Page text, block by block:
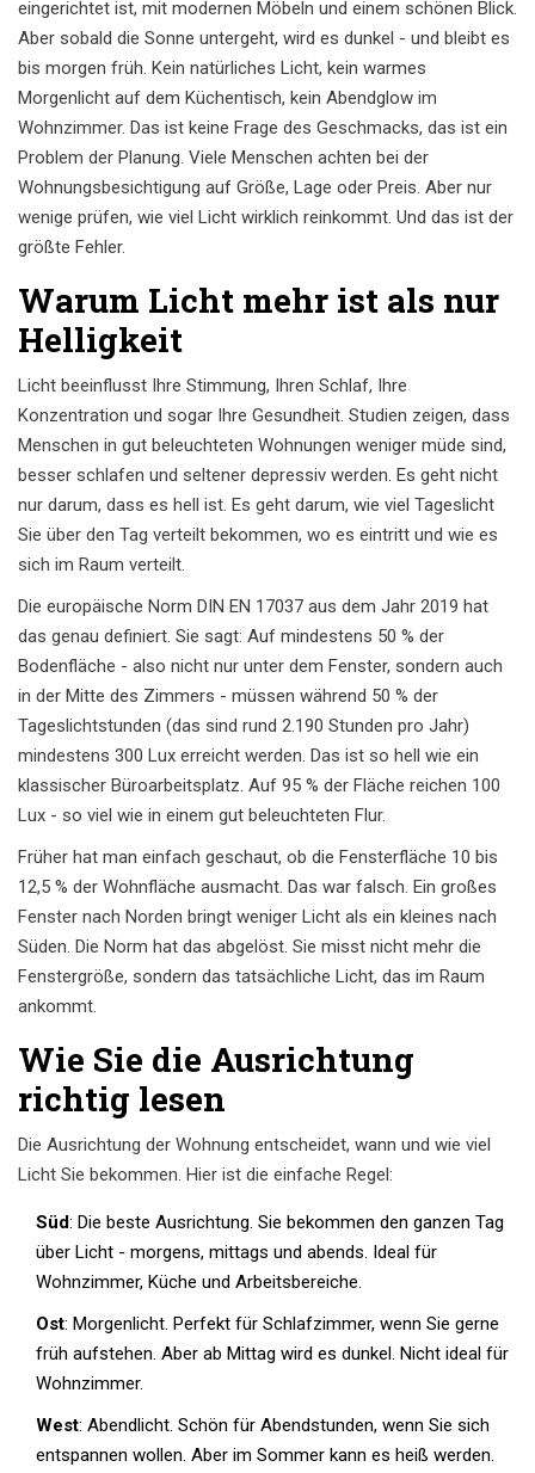
eingerichtet ist, mit modernen Möbeln und einem schönen Blick.
Aber sobald die Sonne untergeht, wird es dunkel - und bleibt es
bis morgen früh. Kein natürliches Licht, kein warmes
Morgenlicht auf dem Küchentisch, kein Abendglow im
Wohnzimmer. Das ist keine Frage des Geschmacks, das ist ein
Problem der Planung. Viele Menschen achten bei der
Wohnungsbesichtigung auf Größe, Lage oder Preis. Aber nur
wenige prüfen, wie viel Licht wirklich reinkommt. Und das ist der
größte Fehler.
Warum Licht mehr ist als nur
Helligkeit
Licht beeinflusst Ihre Stimmung, Ihren Schlaf, Ihre
Konzentration und sogar Ihre Gesundheit. Studien zeigen, dass
Menschen in gut beleuchteten Wohnungen weniger müde sind,
besser schlafen und seltener depressiv werden. Es geht nicht
nur darum, dass es hell ist. Es geht darum, wie viel Tageslicht
Sie über den Tag verteilt bekommen, wo es eintritt und wie es
sich im Raum verteilt.
Die europäische Norm DIN EN 17037 aus dem Jahr 2019 hat
das genau definiert. Sie sagt: Auf mindestens 50 % der
Bodenfläche - also nicht nur unter dem Fenster, sondern auch
in der Mitte des Zimmers - müssen während 50 % der
Tageslichtstunden (das sind rund 2.190 Stunden pro Jahr)
mindestens 300 Lux erreicht werden. Das ist so hell wie ein
klassischer Büroarbeitsplatz. Auf 95 % der Fläche reichen 100
Lux - so viel wie in einem gut beleuchteten Flur.
Früher hat man einfach geschaut, ob die Fensterfläche 10 bis
12,5 % der Wohnfläche ausmacht. Das war falsch. Ein großes
Fenster nach Norden bringt weniger Licht als ein kleines nach
Süden. Die Norm hat das abgelöst. Sie misst nicht mehr die
Fenstergröße, sondern das tatsächliche Licht, das im Raum
ankommt.
Wie Sie die Ausrichtung
richtig lesen
Die Ausrichtung der Wohnung entscheidet, wann und wie viel
Licht Sie bekommen. Hier ist die einfache Regel:
Süd: Die beste Ausrichtung. Sie bekommen den ganzen Tag
über Licht - morgens, mittags und abends. Ideal für
Wohnzimmer, Küche und Arbeitsbereiche.
Ost: Morgenlicht. Perfekt für Schlafzimmer, wenn Sie gerne
früh aufstehen. Aber ab Mittag wird es dunkel. Nicht ideal für
Wohnzimmer.
West: Abendlicht. Schön für Abendstunden, wenn Sie sich
entspannen wollen. Aber im Sommer kann es heiß werden.